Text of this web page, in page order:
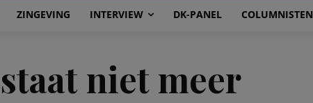
ZINGEVING INTERVIEW DK-PANEL COLUMNISTEN
niet meer